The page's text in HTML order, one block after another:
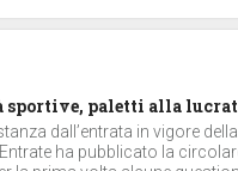
sportive, paletti alla
dall’entrata in vigore
Entrate ha pubblicato la